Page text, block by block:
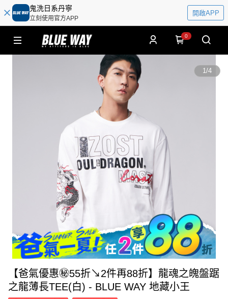
鬼洗日系丹寧
立刻使用官方APP
開啟APP
0
1/4
【爸氣優惠㊙55折↘2件再88折】龍魂之魄盤踞
之龍薄長TEE(白) - BLUE WAY 地藏小王